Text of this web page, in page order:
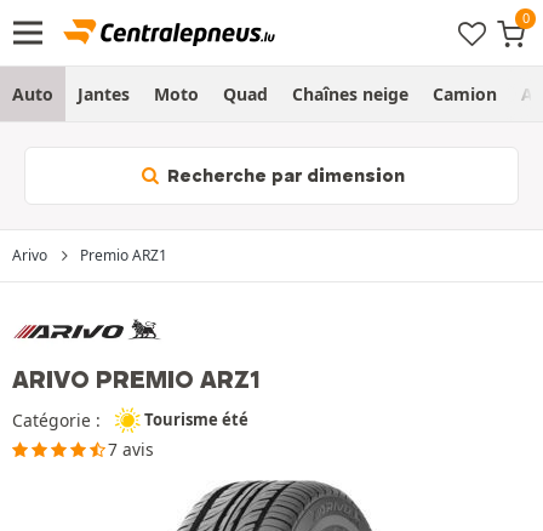
Auto Jantes Moto Quad Chaînes neige Camion
Recherche par dimension
Arivo Premio ARZ1
ARIVO PREMIO ARZ1
Catégorie : Tourisme été
7 avis